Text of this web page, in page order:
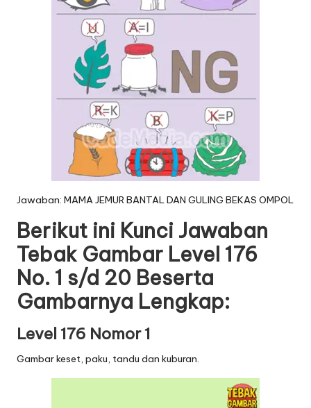
Jawaban: MAMA JEMUR BANTAL DAN GULING BEKAS OMPOL
Berikut ini Kunci Jawaban
Tebak Gambar Level 176
No. 1 s/d 20 Beserta
Gambarnya Lengkap:
Level 176 Nomor 1
Gambar keset, paku, tandu dan kuburan.